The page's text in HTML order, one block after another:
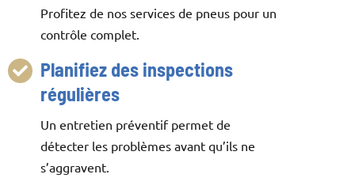
Profitez de nos services de pneus pour un
contrôle complet.
Planifiez des inspections
régulières
Un entretien préventif permet de
détecter les problèmes avant qu’ils ne
s’aggravent.